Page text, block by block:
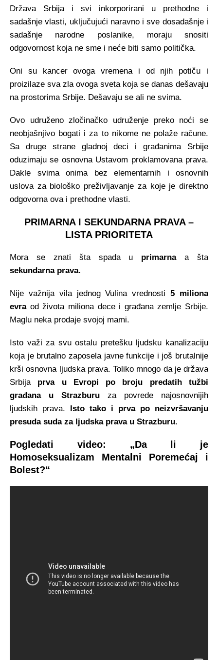
Država Srbija i svi inkorporirani u prethodne i
sadašnje vlasti, uključujući naravno i sve dosadašnje i
sadašnje narodne poslanike, moraju snositi
odgovornost koja ne sme i neće biti samo politička.
Oni su kancer ovoga vremena i od njih potiču i
proizilaze sva zla ovoga sveta koja se danas dešavaju
na prostorima Srbije. Dešavaju se ali ne svima.
Ovo udruženo zločinačko udruženje preko noći se
neobjašnjivo bogati i za to nikome ne polaže račune.
Sa druge strane gladnoj deci i građanima Srbije
oduzimaju se osnovna Ustavom proklamovana prava.
Dakle svima onima bez elementarnih i osnovnih
uslova za biološko preživljavanje za koje je direktno
odgovorna ova i prethodne vlasti.
PRIMARNA I SEKUNDARNA PRAVA –
LISTA PRIORITETA
Mora se znati šta spada u primarnaa šta
sekundarna prava.
Nije važnija vila jednog Vulina vrednosti5 miliona
evraod života miliona dece i građana zemlje Srbije.
Maglu neka prodaje svojoj mami.
Isto važi za svu ostalu pretešku ljudsku kanalizaciju
koja je brutalno zaposela javne funkcije i još brutalnije
krši osnovna ljudska prava. Toliko mnogo da je država
Srbija prva u Evropi po broju predatih tužbi
građana u Strazburu za povrede najosnovnijih
ljudskih prava. Isto tako i prva po neizvršavanju
presuda suda za ljudska prava u Strazburu.
Pogledati video: „Da li je
Homoseksualizam Mentalni Poremećaj i
Bolest?“